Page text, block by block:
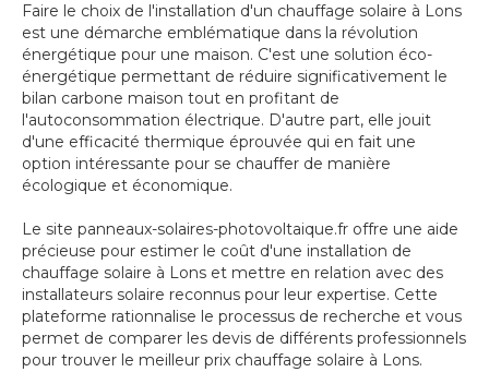
Faire le choix de l'installation d'un chauffage solaire à Lons
est une démarche emblématique dans la révolution
énergétique pour une maison. C'est une solution éco-
énergétique permettant de réduire significativement le
bilan carbone maison tout en profitant de
l'autoconsommation électrique. D'autre part, elle jouit
d'une efficacité thermique éprouvée qui en fait une
option intéressante pour se chauffer de manière
écologique et économique.
Le site panneaux-solaires-photovoltaique.fr offre une aide
précieuse pour estimer le coût d'une installation de
chauffage solaire à Lons et mettre en relation avec des
installateurs solaire reconnus pour leur expertise. Cette
plateforme rationnalise le processus de recherche et vous
permet de comparer les devis de différents professionnels
pour trouver le meilleur prix chauffage solaire à Lons.